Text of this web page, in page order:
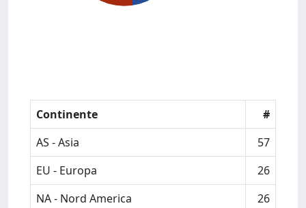
Continente
#
AS - Asia
57
EU - Europa
26
NA - Nord America
26